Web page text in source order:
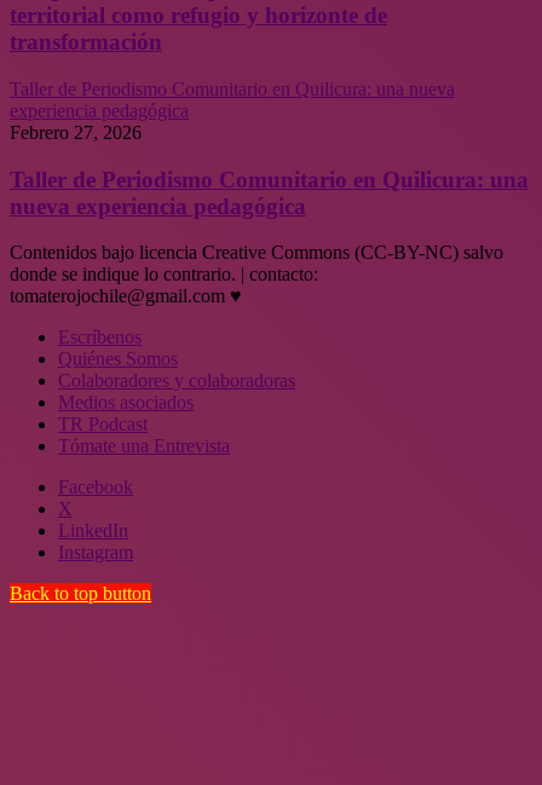
territorial como refugio y horizonte de
transformación
Taller de Periodismo Comunitario en Quilicura: una nueva
experiencia pedagógica
Febrero 27, 2026
Taller de Periodismo Comunitario en Quilicura: una
nueva experiencia pedagógica
Contenidos bajo licencia Creative Commons (CC-BY-NC) salvo
donde se indique lo contrario. | contacto:
tomaterojochile@gmail.com ♥
Escríbenos
Quiénes Somos
Colaboradores y colaboradoras
Medios asociados
TR Podcast
Tómate una Entrevista
Facebook
X
LinkedIn
Instagram
Back to top button